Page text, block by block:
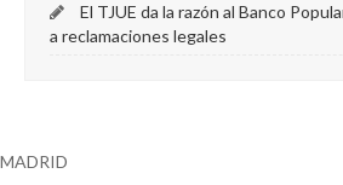
El TJUE da la razón al Banco
a reclamaciones legales
MADRID